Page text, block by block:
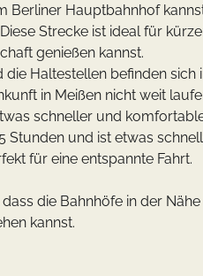
Berliner Hauptbahnhof
Strecke ist ideal für
genießen kannst.
Haltestellen befinden
in Meißen nicht weit
schneller und
Stunden und ist etwas
für eine entspannte Fahrt.
die Bahnhöfe in der
kannst.